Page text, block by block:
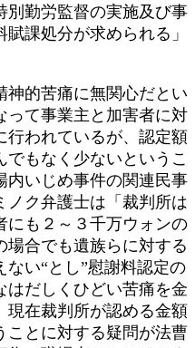
別勤労監督の実施及び事
課処分が求められる」
的苦痛に無関心だとい
って事業主と加害者に対
行われているが、認定額
もなく少ないというこ
内いじめ事件の関連民事
ノク弁護士は「裁判所は
にも２～３千万ウォンの
合でも遺族らに対する
い“とし”慰謝料認定の
はだしくひどい苦痛を金
現在裁判所が認める金額
ことに対する疑問が法曹